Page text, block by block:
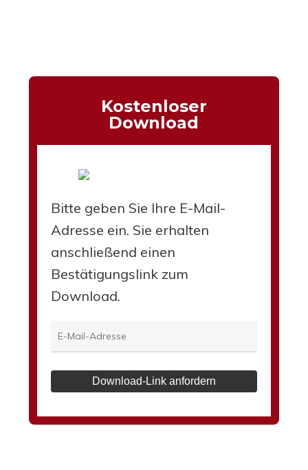
Kostenloser
Download
Bitte geben Sie Ihre E-Mail-
Adresse ein. Sie erhalten
anschließend einen
Bestätigungslink zum
Download.
Download-Link anfordern